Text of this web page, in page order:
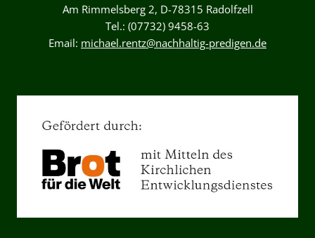
Am Rimmelsberg 2, D-78315 Radolfzell
Tel.: (07732) 9458-63
Email: michael.rentz@nachhaltig-predigen.de